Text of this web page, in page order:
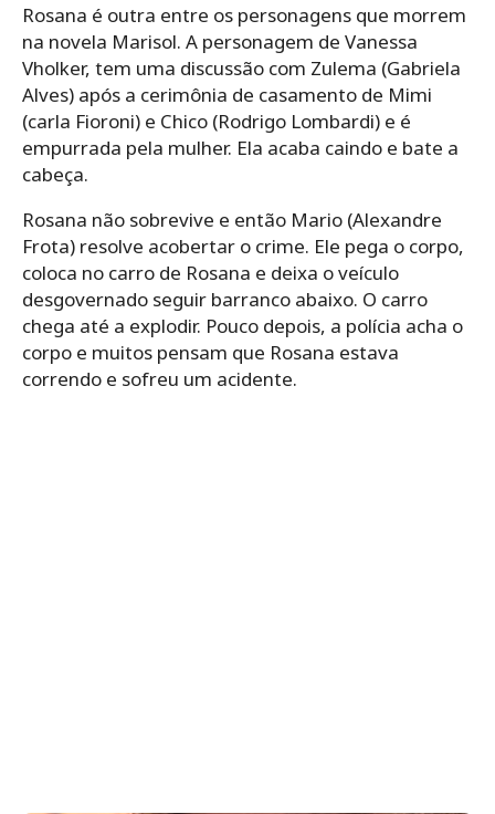
Rosana é outra entre os personagens que morrem
na novela Marisol. A personagem de Vanessa
Vholker, tem uma discussão com Zulema (Gabriela
Alves) após a cerimônia de casamento de Mimi
(carla Fioroni) e Chico (Rodrigo Lombardi) e é
empurrada pela mulher. Ela acaba caindo e bate a
cabeça.
Rosana não sobrevive e então Mario (Alexandre
Frota) resolve acobertar o crime. Ele pega o corpo,
coloca no carro de Rosana e deixa o veículo
desgovernado seguir barranco abaixo. O carro
chega até a explodir. Pouco depois, a polícia acha o
corpo e muitos pensam que Rosana estava
correndo e sofreu um acidente.